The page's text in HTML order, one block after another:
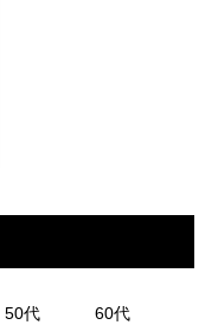
50代 60代